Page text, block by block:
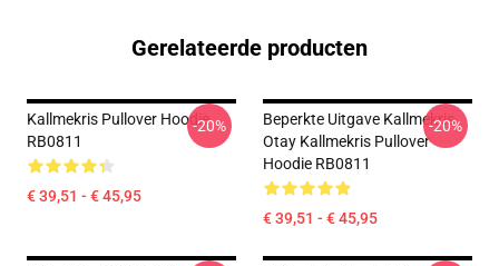
Gerelateerde producten
Kallmekris Pullover Hoodie
RB0811
€ 39,51 - € 45,95
-20%
Beperkte Uitgave Kallmekris
Otay Kallmekris Pullover
Hoodie RB0811
€ 39,51 - € 45,95
-20%